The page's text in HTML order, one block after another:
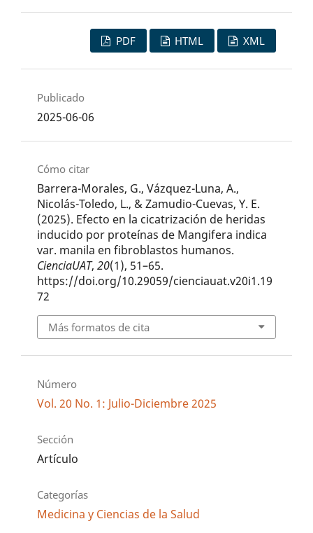
PDF HTML XML
Publicado
2025-06-06
Cómo citar
Barrera-Morales, G., Vázquez-Luna, A.,
Nicolás-Toledo, L., & Zamudio-Cuevas, Y. E.
(2025). Efecto en la cicatrización de heridas
inducido por proteínas de Mangifera indica
var. manila en fibroblastos humanos.
CienciaUAT,20(1), 51–65.
https://doi.org/10.29059/cienciauat.v20i1.19
72
Más formatos de cita
Número
Vol. 20 No. 1: Julio-Diciembre 2025
Sección
Artículo
Categorías
Medicina y Ciencias de la Salud